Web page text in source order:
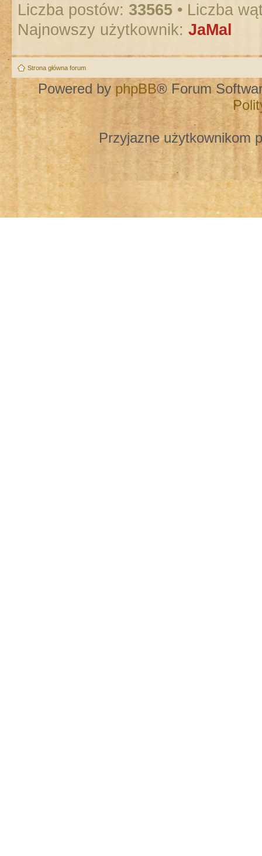
Liczba postów: 33565 • Liczba
Najnowszy użytkownik: JaMal
Strona główna forum
Powered by phpBB® Forum
Przyjazne użytkownikom